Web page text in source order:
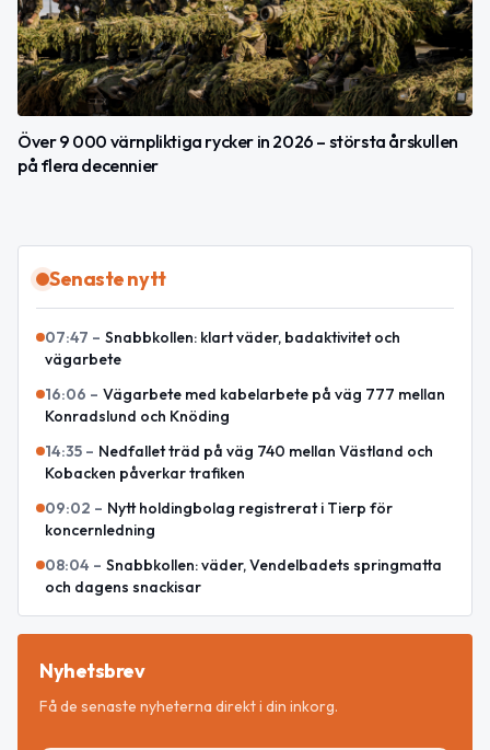
Över 9 000 värnpliktiga rycker in 2026 – största årskullen
på flera decennier
Senaste nytt
07:47 – Snabbkollen: klart väder, badaktivitet och
vägarbete
16:06 – Vägarbete med kabelarbete på väg 777 mellan
Konradslund och Knöding
14:35 – Nedfallet träd på väg 740 mellan Västland och
Kobacken påverkar trafiken
09:02 – Nytt holdingbolag registrerat i Tierp för
koncernledning
08:04 – Snabbkollen: väder, Vendelbadets springmatta
och dagens snackisar
Nyhetsbrev
Få de senaste nyheterna direkt i din inkorg.